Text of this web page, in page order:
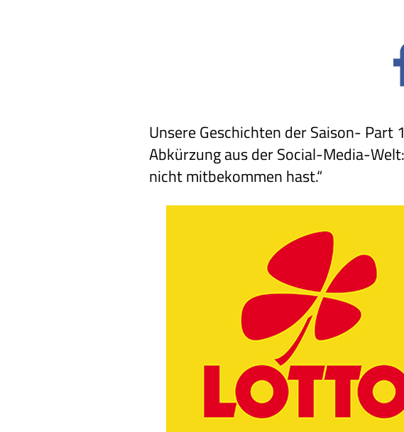
Unsere Geschichten der Saison- Part
Abkürzung aus der Social-Media-
nicht mitbekommen hast.“